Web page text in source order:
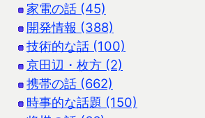
家電の話 (45)
開発情報 (388)
技術的な話 (100)
京田辺・枚方 (2)
携帯の話 (662)
時事的な話題 (150)